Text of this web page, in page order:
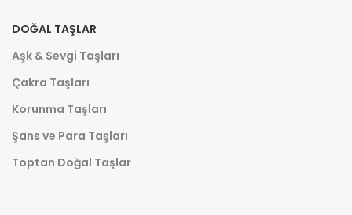
DOĞAL TAŞLAR
Aşk & Sevgi Taşları
Çakra Taşları
Korunma Taşları
Şans ve Para Taşları
Toptan Doğal Taşlar